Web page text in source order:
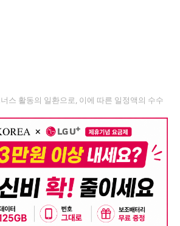
스 활동의 일환으로, 이에 따른 일정액의 수수